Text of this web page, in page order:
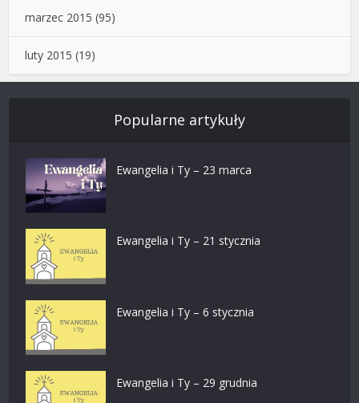
marzec 2015 (95)
luty 2015 (19)
Popularne artykuły
Ewangelia i Ty – 23 marca
Ewangelia i Ty – 21 stycznia
Ewangelia i Ty – 6 stycznia
Ewangelia i Ty – 29 grudnia